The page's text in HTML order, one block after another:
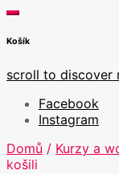
close
form
search
Košík
scroll to discover
Facebook
Instagram
Domů / Kurzy a
košili